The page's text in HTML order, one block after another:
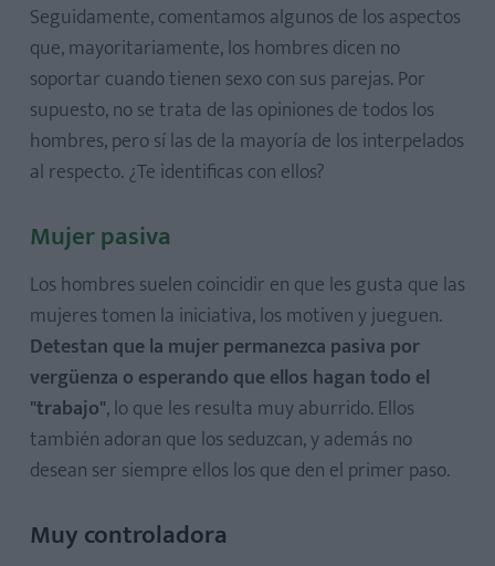
Seguidamente, comentamos algunos de los aspectos
que, mayoritariamente, los hombres dicen no
soportar cuando tienen sexo con sus parejas. Por
supuesto, no se trata de las opiniones de todos los
hombres, pero sí las de la mayoría de los interpelados
al respecto. ¿Te identificas con ellos?
Mujer pasiva
Los hombres suelen coincidir en que les gusta que las
mujeres tomen la iniciativa, los motiven y jueguen.
Detestan que la mujer permanezca pasiva por
vergüenza o esperando que ellos hagan todo el
"trabajo", lo que les resulta muy aburrido. Ellos
también adoran que los seduzcan, y además no
desean ser siempre ellos los que den el primer paso.
Muy controladora